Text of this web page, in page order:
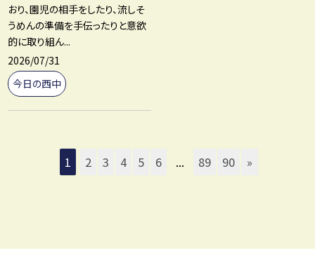
おり、園児の相手をしたり、流しそ
うめんの準備を手伝ったりと意欲
的に取り組ん...
2026/07/31
今日の西中
1 2 3 4 5 6 ... 89 90 »